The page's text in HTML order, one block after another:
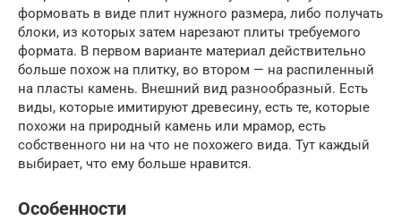
формовать в виде плит нужного размера, либо получать
блоки, из которых затем нарезают плиты требуемого
формата. В первом варианте материал действительно
больше похож на плитку, во втором — на распиленный
на пласты камень. Внешний вид разнообразный. Есть
виды, которые имитируют древесину, есть те, которые
похожи на природный камень или мрамор, есть
собственного ни на что не похожего вида. Тут каждый
выбирает, что ему больше нравится.
Особенности